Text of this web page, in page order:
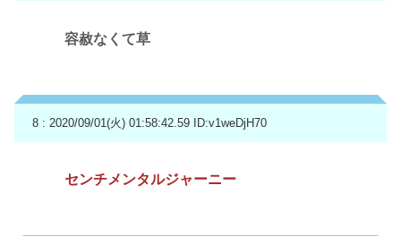
容赦なくて草
8 : 2020/09/01(火) 01:58:42.59 ID:v1weDjH70
センチメンタルジャーニー